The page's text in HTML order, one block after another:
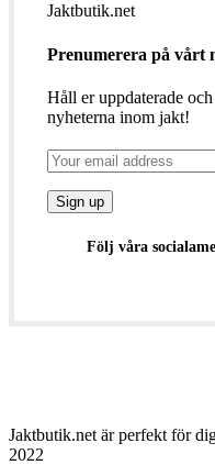
Jaktbutik.net
Prenumerera på vårt
Håll er uppdaterade
nyheterna inom jakt!
Följ våra
Jaktbutik.net är perfekt för
2022